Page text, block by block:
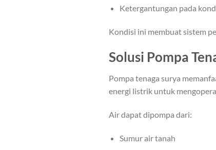
Ketergantungan pada
Kondisi ini membuat sistem
Solusi Pompa
Pompa tenaga surya
energi listrik untuk
Air dapat dipompa dari:
Sumur air tanah